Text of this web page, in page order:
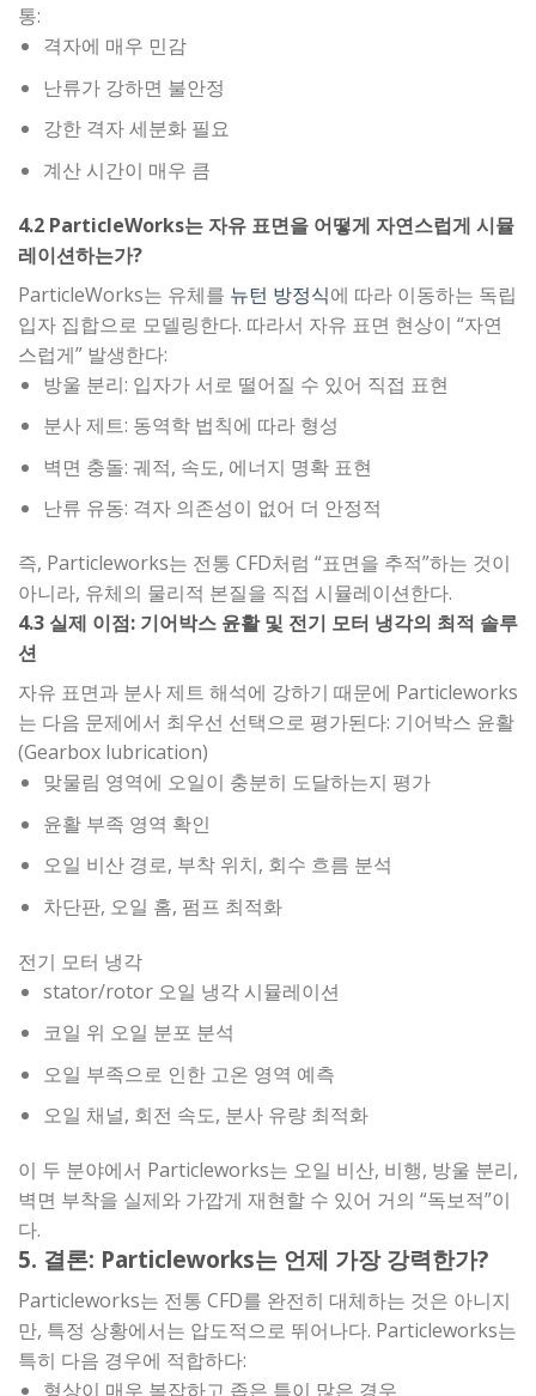
통:
격자에 매우 민감
난류가 강하면 불안정
강한 격자 세분화 필요
계산 시간이 매우 큼
4.2 ParticleWorks는 자유 표면을 어떻게 자연스럽게 시뮬
레이션하는가?
ParticleWorks는 유체를 뉴턴 방정식에 따라 이동하는 독립
입자 집합으로 모델링한다. 따라서 자유 표면 현상이 “자연
스럽게” 발생한다:
방울 분리: 입자가 서로 떨어질 수 있어 직접 표현
분사 제트: 동역학 법칙에 따라 형성
벽면 충돌: 궤적, 속도, 에너지 명확 표현
난류 유동: 격자 의존성이 없어 더 안정적
즉, Particleworks는 전통 CFD처럼 “표면을 추적”하는 것이
아니라, 유체의 물리적 본질을 직접 시뮬레이션한다.
4.3 실제 이점: 기어박스 윤활 및 전기 모터 냉각의 최적 솔루
션
자유 표면과 분사 제트 해석에 강하기 때문에 Particleworks
는 다음 문제에서 최우선 선택으로 평가된다: 기어박스 윤활
(Gearbox lubrication)
맞물림 영역에 오일이 충분히 도달하는지 평가
윤활 부족 영역 확인
오일 비산 경로, 부착 위치, 회수 흐름 분석
차단판, 오일 홈, 펌프 최적화
전기 모터 냉각
stator/rotor 오일 냉각 시뮬레이션
코일 위 오일 분포 분석
오일 부족으로 인한 고온 영역 예측
오일 채널, 회전 속도, 분사 유량 최적화
이 두 분야에서 Particleworks는 오일 비산, 비행, 방울 분리,
벽면 부착을 실제와 가깝게 재현할 수 있어 거의 “독보적”이
다.
5. 결론: Particleworks는 언제 가장 강력한가?
Particleworks는 전통 CFD를 완전히 대체하는 것은 아니지
만, 특정 상황에서는 압도적으로 뛰어나다. Particleworks는
특히 다음 경우에 적합하다:
형상이 매우 복잡하고 좁은 틈이 많은 경우